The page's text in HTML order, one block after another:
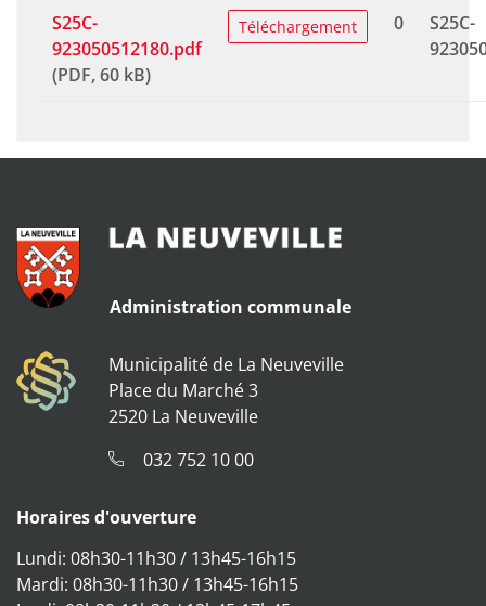
S25C-
923050512180.pdf
(PDF, 60 kB)
Téléchargement 0
S25C-
Administration communale
Municipalité de La Neuveville
Place du Marché 3
2520 La Neuveville
032 752 10 00
Horaires d'ouverture
Lundi: 08h30-11h30 / 13h45-16h15
Mardi: 08h30-11h30 / 13h45-16h15